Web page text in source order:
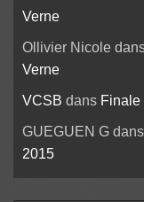
Verne
Ollivier Nicole
Verne
VCSB dans Finale
GUEGUEN Gdans
2015